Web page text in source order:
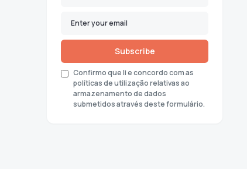
Subscribe
Confirmo que li e concordo com as
políticas de utilização relativas ao
armazenamento de dados
submetidos através deste formulário.